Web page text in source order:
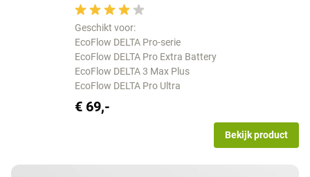
Geschikt voor:
EcoFlow DELTA Pro-serie
EcoFlow DELTA Pro Extra Battery
EcoFlow DELTA 3 Max Plus
EcoFlow DELTA Pro Ultra
€ 69,-
Bekijk product